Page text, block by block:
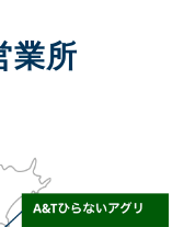
業所